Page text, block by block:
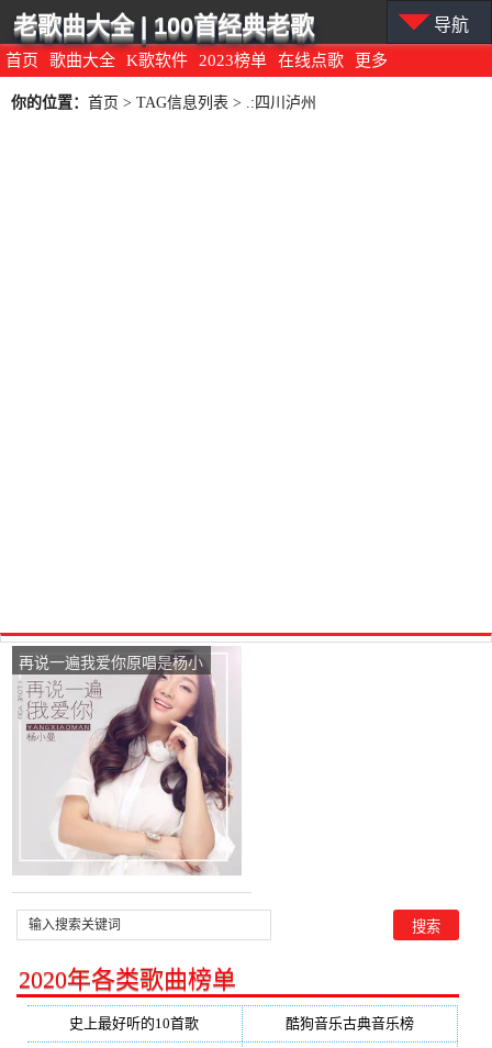
首页 歌曲大全 K歌软件 2023榜单 在线点歌 更多
老歌曲大全 | 100首经典老歌 导航
你的位置： 首页 > TAG信息列表 > .:四川泸州
再说一遍我爱你原唱是杨小
曼，由.:四川泸州翻唱(播
放:14)
2020年各类歌曲榜单
史上最好听的10首歌 酷狗音乐古典音乐榜